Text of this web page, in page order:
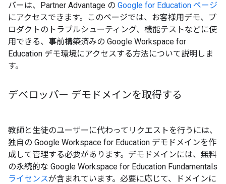
バーは、Partner Advantage の Google for Education ページ
にアクセスできます。このページでは、お客様用デモ、プ
ロダクトのトラブルシューティング、機能テストなどに使
用できる、事前構築済みの Google Workspace for
Education デモ環境にアクセスする方法について説明しま
す。
デベロッパー デモドメインを取得する
教師と生徒のユーザーに代わってリクエストを行うには、
独自の Google Workspace for Education デモドメインを作
成して管理する必要があります。デモドメインには、無料
の永続的な Google Workspace for Education Fundamentals
ライセンスが含まれています。必要に応じて、ドメインに